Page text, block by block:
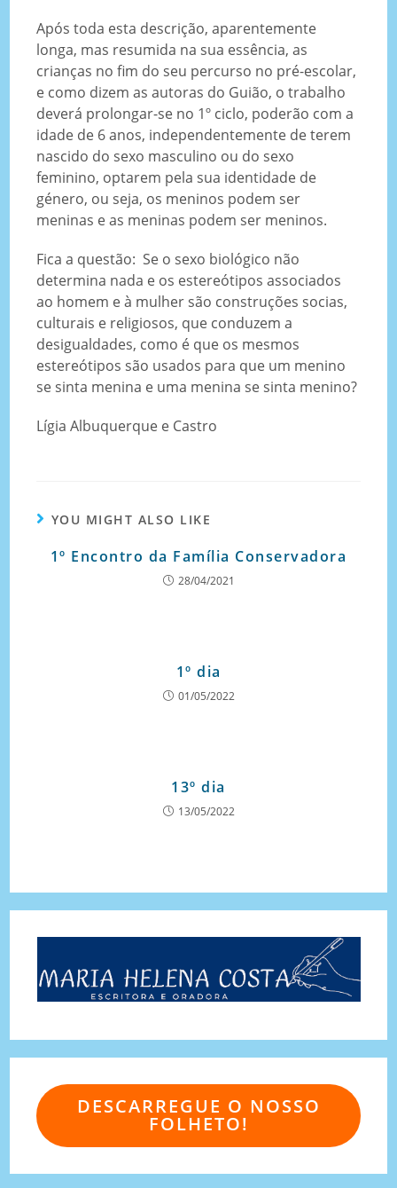
Após toda esta descrição, aparentemente
longa, mas resumida na sua essência, as
crianças no fim do seu percurso no pré-escolar,
e como dizem as autoras do Guião, o trabalho
deverá prolongar-se no 1º ciclo, poderão com a
idade de 6 anos, independentemente de terem
nascido do sexo masculino ou do sexo
feminino, optarem pela sua identidade de
género, ou seja, os meninos podem ser
meninas e as meninas podem ser meninos.
Fica a questão: Se o sexo biológico não
determina nada e os estereótipos associados
ao homem e à mulher são construções socias,
culturais e religiosos, que conduzem a
desigualdades, como é que os mesmos
estereótipos são usados para que um menino
se sinta menina e uma menina se sinta menino?
Lígia Albuquerque e Castro
YOU MIGHT ALSO LIKE
1º Encontro da Família Conservadora
28/04/2021
1º dia
01/05/2022
13º dia
13/05/2022
DESCARREGUE O NOSSO
FOLHETO!